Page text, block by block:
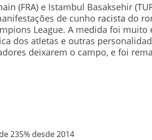
(FRA) e Istambul Basaksehir
de cunho racista do
League. A medida foi muito
dos atletas e outras
deixarem o campo, e foi
235% desde 2014